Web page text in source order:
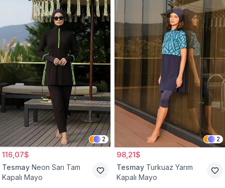
2
116,07$
Tesmay Neon Sarı Tam
Kapalı Mayo
2
98,21$
Tesmay Turkuaz Yarım
Kapalı Mayo